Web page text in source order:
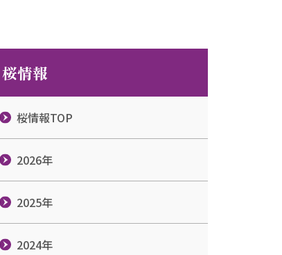
桜情報
桜情報TOP
2026年
2025年
2024年